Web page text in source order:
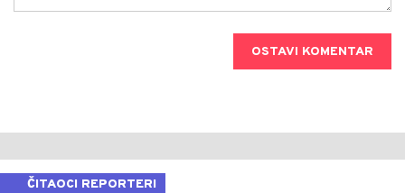
OSTAVI KOMENTAR
ČITAOCI REPORTERI